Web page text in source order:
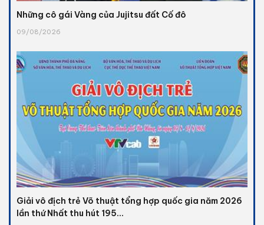
Những cô gái Vàng của Jujitsu đất Cố đô
09/08/2026
Giải vô địch trẻ Võ thuật tổng hợp quốc gia năm 2026
lần thứ Nhất thu hút 195...